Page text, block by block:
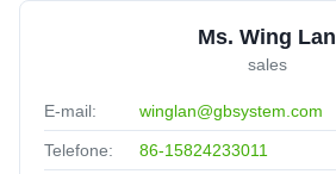
Ms. Wing Lan
sales
E-mail: winglan@gbsystem.com
Telefone: 86-15824233011